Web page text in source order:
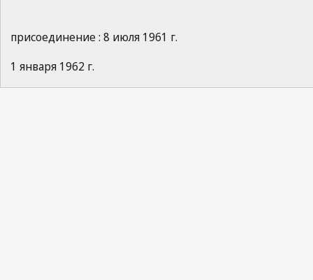
присоединение : 8 июля 1961 г.
1 января 1962 г.